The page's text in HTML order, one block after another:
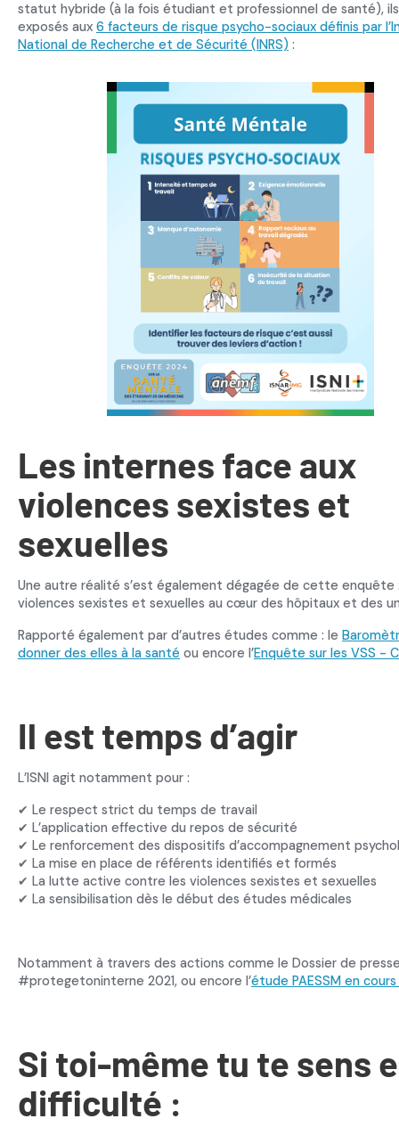
statut hybride (à la fois étudiant et professionnel de santé),
exposés aux 6 facteurs de risque psycho-sociaux définis par
National de Recherche et de Sécurité (INRS) :
Les internes face aux
violences sexistes et
sexuelles
Une autre réalité s’est également dégagée de cette enquête
violences sexistes et sexuelles au cœur des hôpitaux et des
Rapporté également par d’autres études comme : le
donner des elles à la santé ou encore l’Enquête sur les VSS -
Il est temps d’agir
L’ISNI agit notamment pour :
✔ Le respect strict du temps de travail
✔ L’application effective du repos de sécurité
✔ Le renforcement des dispositifs d’accompagnement
✔ La mise en place de référents identifiés et formés
✔ La lutte active contre les violences sexistes et sexuelles
✔ La sensibilisation dès le début des études médicales
Notamment à travers des actions comme le Dossier de
#protegetoninterne 2021, ou encore l’étude PAESSM en cours
Si toi-même tu te sens
difficulté :